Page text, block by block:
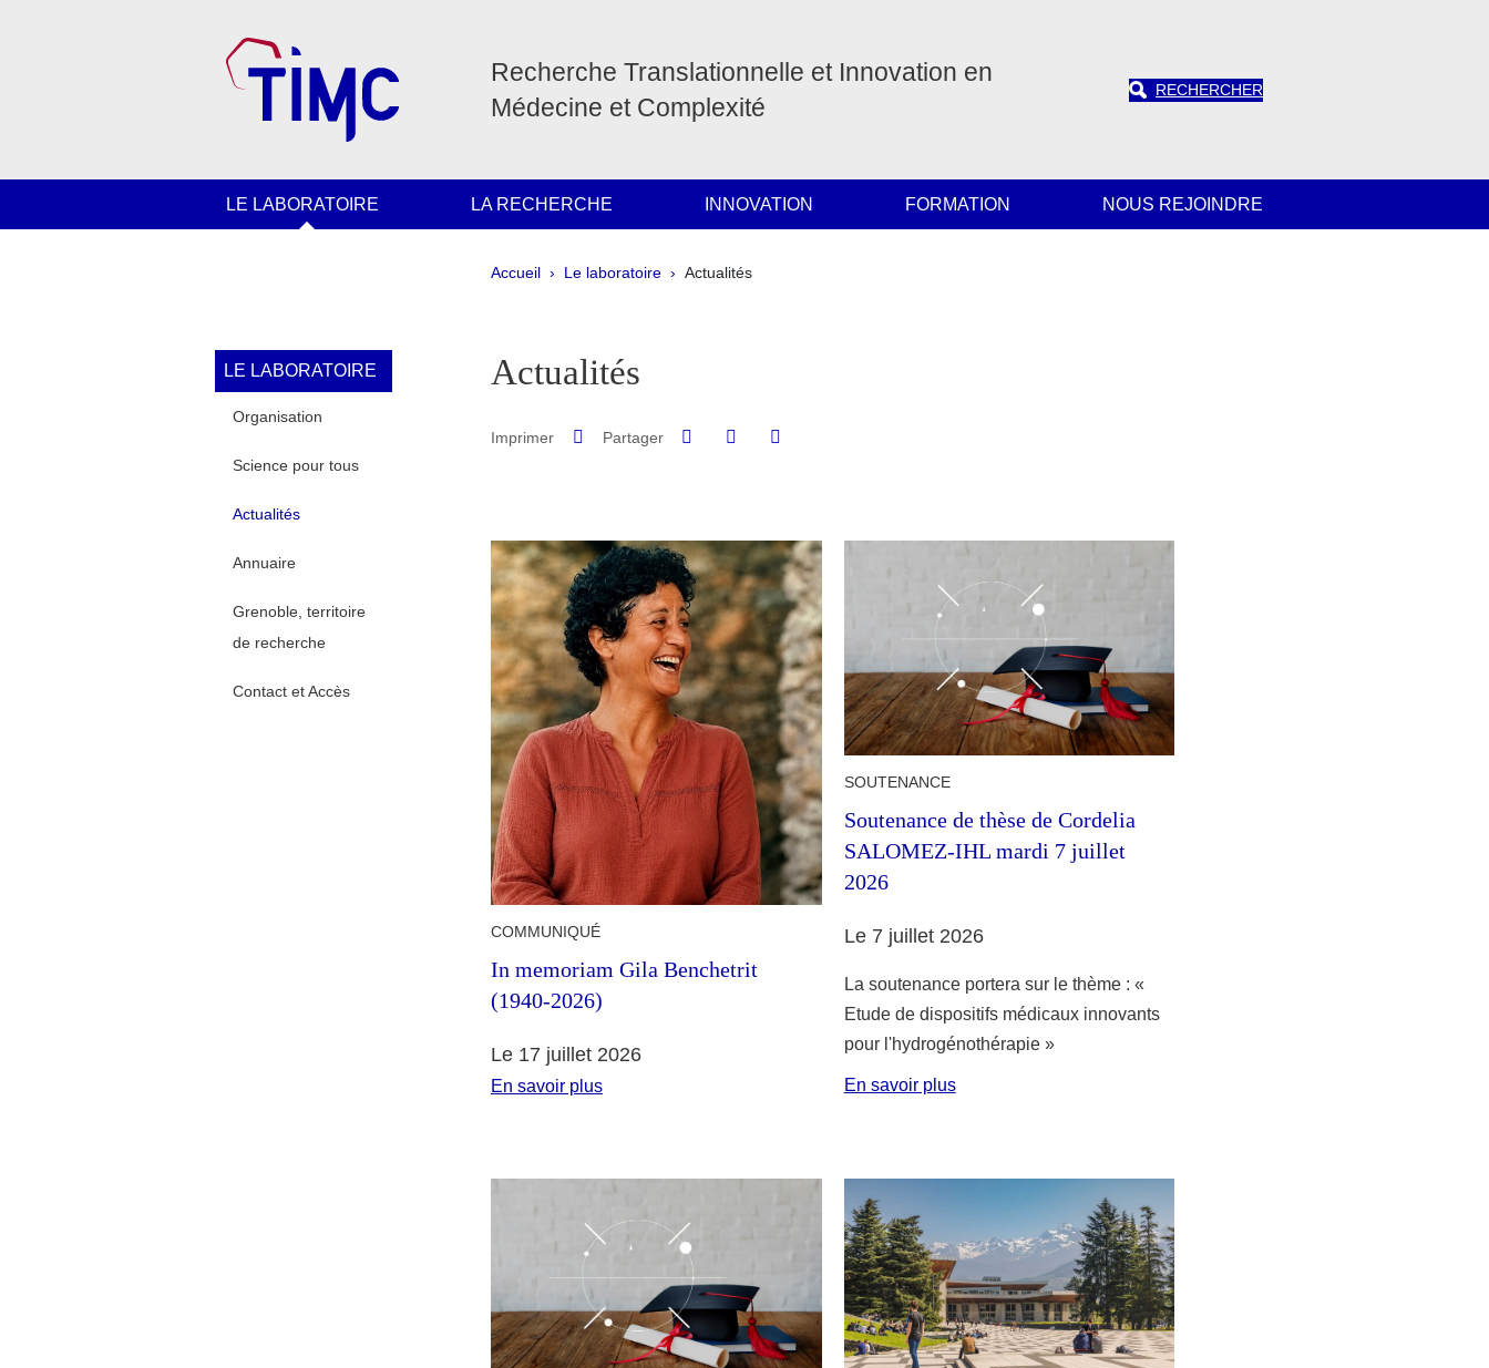
Recherche Translationnelle et Innovation en
Médecine et Complexité
RECHERCHER
Navigation principale
LE LABORATOIRE LA RECHERCHE INNOVATION FORMATION NOUS REJOINDRE
Fil d'Ariane
Accueil Le laboratoire Actualités
Navigation principale Sidebar
LE LABORATOIRE
Organisation
Science pour tous
Actualités
Annuaire
Grenoble, territoire
de recherche
Contact et Accès
Actualités
Imprimer Partager Partager sur Facebook
Partager sur LinkedIn
COMMUNIQUÉ
In memoriam Gila Benchetrit
(1940-2026)
Le 17 juillet 2026
En savoir plus
SOUTENANCE
Soutenance de thèse de Cordelia
SALOMEZ-IHL mardi 7 juillet
2026
Le 7 juillet 2026
La soutenance portera sur le thème : «
Etude de dispositifs médicaux innovants
pour l'hydrogénothérapie »
En savoir plus